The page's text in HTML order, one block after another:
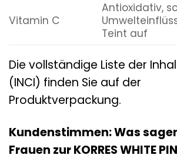
Vitamin C
Antioxidativ,
Teint auf
Die vollständige Liste der
(INCI) finden Sie auf der
Produktverpackung.
Kundenstimmen: Was
Frauen zur KORRES WHITE